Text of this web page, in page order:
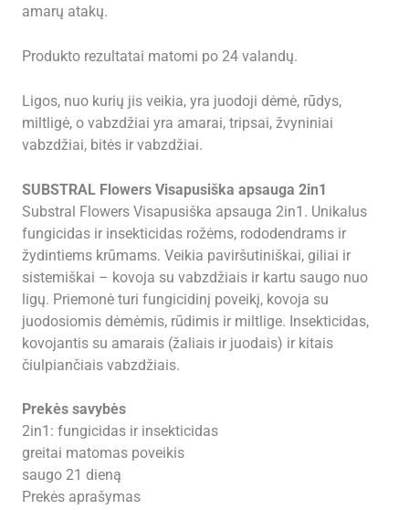
amarų atakų.
Produkto rezultatai matomi po 24 valandų.
Ligos, nuo kurių jis veikia, yra juodoji dėmė, rūdys,
miltligė, o vabzdžiai yra amarai, tripsai, žvyniniai
vabzdžiai, bitės ir vabzdžiai.
SUBSTRAL Flowers Visapusiška apsauga 2in1
Substral Flowers Visapusiška apsauga 2in1. Unikalus
fungicidas ir insekticidas rožėms, rododendrams ir
žydintiems krūmams. Veikia paviršutiniškai, giliai ir
sistemiškai – kovoja su vabzdžiais ir kartu saugo nuo
ligų. Priemonė turi fungicidinį poveikį, kovoja su
juodosiomis dėmėmis, rūdimis ir miltlige. Insekticidas,
kovojantis su amarais (žaliais ir juodais) ir kitais
čiulpiančiais vabzdžiais.
Prekės savybės
2in1: fungicidas ir insekticidas
greitai matomas poveikis
saugo 21 dieną
Prekės aprašymas